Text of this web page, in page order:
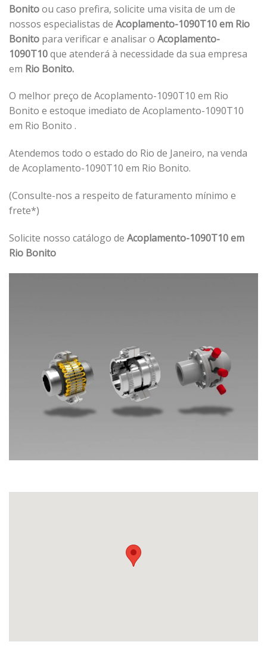
Bonitoou caso prefira, solicite uma visita de um de
nossos especialistas de Acoplamento-1090T10 em Rio
Bonito para verificar e analisar o Acoplamento-
1090T10que atenderá à necessidade da sua empresa
em Rio Bonito.
O melhor preço de Acoplamento-1090T10 em Rio
Bonito e estoque imediato de Acoplamento-1090T10
em Rio Bonito .
Atendemos todo o estado do Rio de Janeiro, na venda
de Acoplamento-1090T10 em Rio Bonito.
(Consulte-nos a respeito de faturamento mínimo e
frete*)
Solicite nosso catálogo de Acoplamento-1090T10 em
Rio Bonito